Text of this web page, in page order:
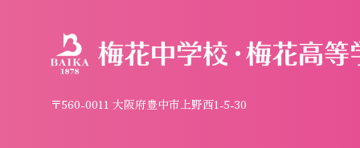
〒560-0011 大阪府豊中市上野西1-5-30